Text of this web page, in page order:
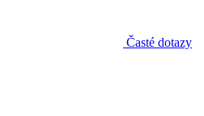
Časté dotazy